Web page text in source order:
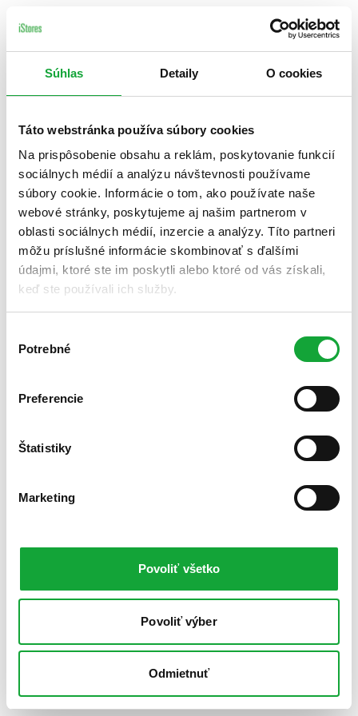
Súhlas Detaily O cookies
Táto webstránka používa súbory cookies
Na prispôsobenie obsahu a reklám, poskytovanie funkcií
sociálnych médií a analýzu návštevnosti používame
súbory cookie. Informácie o tom, ako používate naše
webové stránky, poskytujeme aj našim partnerom v
oblasti sociálnych médií, inzercie a analýzy. Títo partneri
môžu príslušné informácie skombinovať s ďalšími
údajmi, ktoré ste im poskytli alebo ktoré od vás získali,
keď ste používali ich služby.
súhlasu
Potrebné
Preferencie
Štatistiky
Marketing
Povoliť všetko
Povoliť výber
Odmietnuť